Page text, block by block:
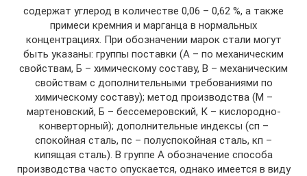
содержат углерод в количестве 0,06 – 0,62 %, а также
примеси кремния и марганца в нормальных
концентрациях. При обозначении марок стали могут
быть указаны: группы поставки (А – по механическим
свойствам, Б – химическому составу, В – механическим
свойствам с дополнительными требованиями по
химическому составу); метод производства (М –
мартеновский, Б – бессемеровский, К – кислородно-
конверторный); дополнительные индексы (сп –
спокойная сталь, пс – полуспокойная сталь, кп –
кипящая сталь). В группе А обозначение способа
производства часто опускается, однако имеется в виду